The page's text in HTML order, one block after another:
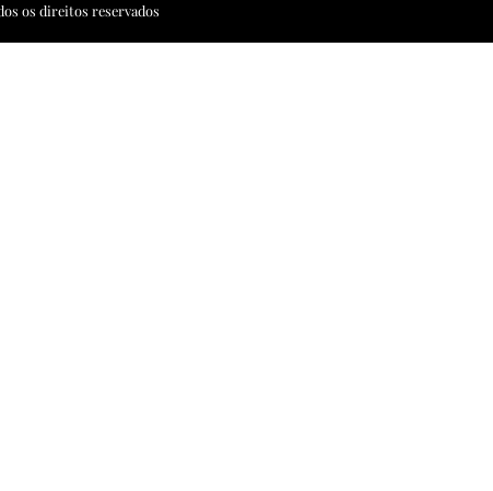
os direitos reservados